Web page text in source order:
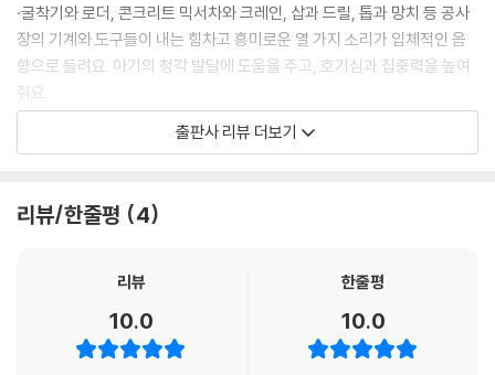
·굴착기와 로더, 콘크리트 믹서차와 크레인, 삽과 드릴, 톱과 망치 등 공사
장의 기계와 도구들이 내는 힘차고 흥미로운 열 가지 소리가 입체적인 음
향으로 들려요. 아기의 청각 발달에 도움을 주고, 호기심과 집중력을 높여
줘요.
·딱딱딱! 위이잉! 덜커덩! 쓱싹쓱싹! 등 다양한 소리를 따라 해 보세요. 아
기의 언어 감각이 쑥쑥 자라나지요.
보세요. 아기의 촉각이 발달하고 두뇌가 자극될 거예요.
출판사 리뷰 더보기
리뷰/한줄평 4
리뷰
10.0
한줄평
10.0